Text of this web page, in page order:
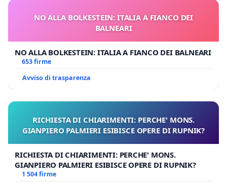
NO ALLA BOLKESTEIN: ITALIA A FIANCO DEI
BALNEARI
NO ALLA BOLKESTEIN: ITALIA A FIANCO DEI BALNEARI
653 firme
Avviso di trasparenza
RICHIESTA DI CHIARIMENTI: PERCHE' MONS.
GIANPIERO PALMIERI ESIBISCE OPERE DI RUPNIK?
RICHIESTA DI CHIARIMENTI: PERCHE' MONS.
GIANPIERO PALMIERI ESIBISCE OPERE DI RUPNIK?
1 504 firme